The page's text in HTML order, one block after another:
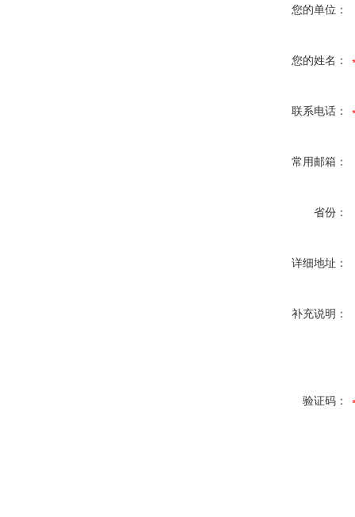
您的单位：
您的姓名：
联系电话：
常用邮箱：
省份：
详细地址：
补充说明：
验证码：